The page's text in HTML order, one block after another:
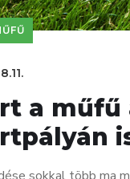
a műfű